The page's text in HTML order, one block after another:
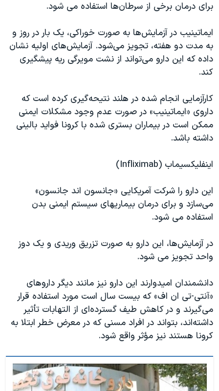
برای درمان برخی از سرطان‌ها استفاده می شود.
ایماتینیب در آزمایش‌ها به صورت خوراکی، یک بار در روز و
به مدت دو هفته، تجویز می‌شود. آزمایش‌های اولیه نشان
داده که این دارو می‌تواند از نشت مویرگی ریه پیشگیری
کند.
کارآزمایی انجام شده در هلند نتیحه‌گیری کرده است که
داروی «ایماتینیب» در صورت عدم وجود مشکلات ایمنی
ممکن است در بیماران بستری شده با کرونا فواید بالینی
داشته باشد.
اینفلیکسیماب (Infliximab)
این دارو را شرکت آمریکایی «جانسون اند جانسون»
می‌سازد و برای درمان بیماریهای سیستم ایمنی بدن
استفاده می شود.
در آزمایش‌ها، این دارو به صورت تزریق وریدی و یک دوز
واحد تجویز می شود.
دانشمندان امیدوارند این دارو نیز مانند دیگر داروهای
«آنتی-تی ان اف» که بیست سال است مورد استفاده قرار
می‌گیرند و در کاهش طیف گسترده‌ای از التهابات تأثیر
داشته‌اند، بتواند در افراد مسنی که در معرض خطر ابتلا به
کرونا هستند نیز مؤثر واقع شود.